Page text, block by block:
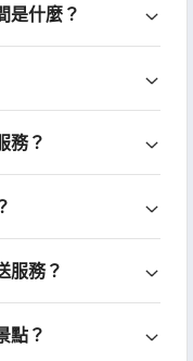
是什麼？
務？
服務？
點？